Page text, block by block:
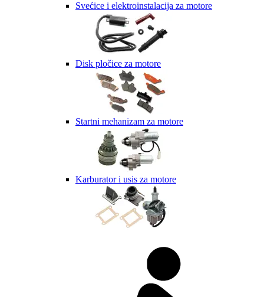
Svećice i elektroinstalacija za motore
Disk pločice za motore
Startni mehanizam za motore
Karburator i usis za motore